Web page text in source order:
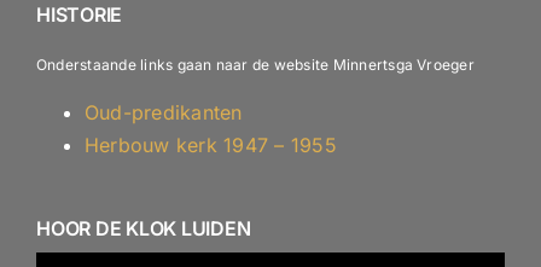
HISTORIE
Onderstaande links gaan naar de website Minnertsga Vroeger
Oud-predikanten
Herbouw kerk 1947 – 1955
HOOR DE KLOK LUIDEN